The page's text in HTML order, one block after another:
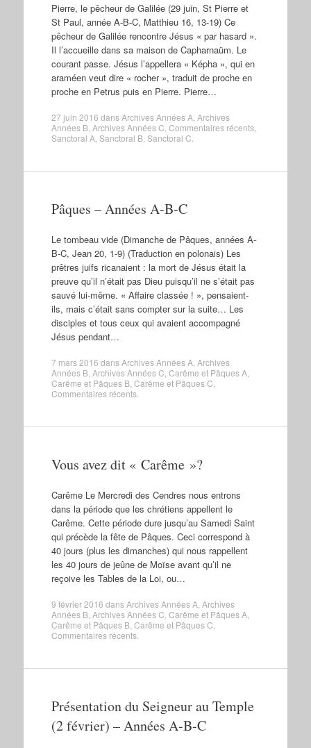
Pierre, le pêcheur de Galilée (29 juin, St Pierre et
St Paul, année A-B-C, Matthieu 16, 13-19) Ce
pêcheur de Galilée rencontre Jésus « par hasard ».
Il l’accueille dans sa maison de Capharnaüm. Le
courant passe. Jésus l’appellera « Képha », qui en
araméen veut dire « rocher », traduit de proche en
proche en Petrus puis en Pierre. Pierre…
27 juin 2016 dansArchives Années A, Archives
Années B, Archives Années C Commentaires récents,
Sanctoral A, Sanctoral B, Sanctoral C
Pâques – Années A-B-C
Le tombeau vide (Dimanche de Pâques, années A-
B-C, Jean 20, 1-9) (Traduction en polonais) Les
prêtres juifs ricanaient : la mort de Jésus était la
preuve qu’il n’était pas Dieu puisqu’il ne s’était pas
sauvé lui-même. « Affaire classée ! », pensaient-
ils, mais c’était sans compter sur la suite… Les
disciples et tous ceux qui avaient accompagné
Jésus pendant…
7 mars 2016 dansArchives Années A, Archives
Années B, Archives Années C Carême et Pâques A,
Carême et Pâques B, Carême et Pâques C
Commentaires récents.
Vous avez dit « Carême »?
Carême Le Mercredi des Cendres nous entrons
dans la période que les chrétiens appellent le
Carême. Cette période dure jusqu’au Samedi Saint
qui précède la fête de Pâques. Ceci correspond à
40 jours (plus les dimanches) qui nous rappellent
les 40 jours de jeûne de Moïse avant qu’il ne
reçoive les Tables de la Loi, ou…
9 février 2016 dansArchives Années A, Archives
Années B, Archives Années C Carême et Pâques A,
Carême et Pâques B, Carême et Pâques C
Commentaires récents.
Présentation du Seigneur au Temple
(2 février) – Années A-B-C